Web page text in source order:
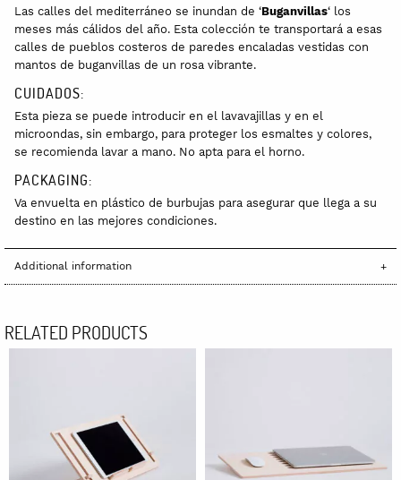
Las calles del mediterráneo se inundan de ‘Buganvillas‘ los
meses más cálidos del año. Esta colección te transportará a esas
calles de pueblos costeros de paredes encaladas vestidas con
mantos de buganvillas de un rosa vibrante.
CUIDADOS:
Esta pieza se puede introducir en el lavavajillas y en el
microondas, sin embargo, para proteger los esmaltes y colores,
se recomienda lavar a mano. No apta para el horno.
PACKAGING:
Va envuelta en plástico de burbujas para asegurar que llega a su
destino en las mejores condiciones.
Additional information
RELATED PRODUCTS